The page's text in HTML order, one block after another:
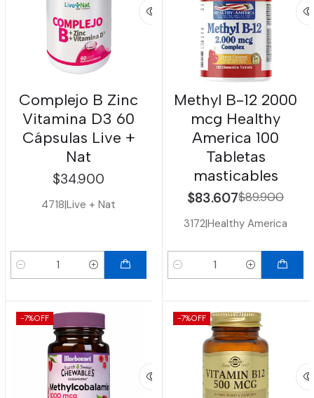
Complejo B Zinc
Vitamina D3 60
Cápsulas Live +
Nat
$34.900
4718|Live + Nat
Cantidad
Methyl B-12 2000
mcg Healthy
America 100
Tabletas
masticables
$83.607$89.900
3172|Healthy America
Cantidad
-7%OFF -7%OFF